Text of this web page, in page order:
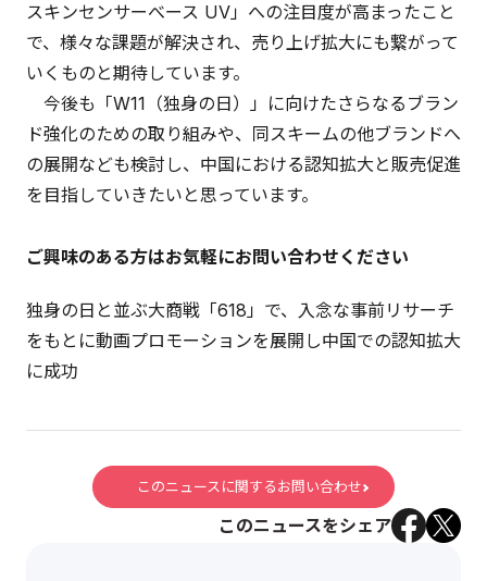
スキンセンサーべース UV」への注目度が高まったこと
で、様々な課題が解決され、売り上げ拡大にも繋がって
いくものと期待しています。
今後も「W11（独身の日）」に向けたさらなるブラン
ド強化のための取り組みや、同スキームの他ブランドへ
の展開なども検討し、中国における認知拡大と販売促進
を目指していきたいと思っています。
ご興味のある方はお気軽にお問い合わせください
独身の日と並ぶ大商戦「618」で、入念な事前リサーチ
をもとに動画プロモーションを展開し中国での認知拡大
に成功
このニュースに関するお問い合わせ
このニュースをシェア